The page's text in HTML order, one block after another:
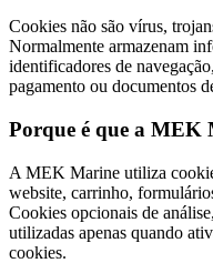
Cookies não são vírus,
Normalmente armazenam
identificadores de
pagamento ou documentos
Porque é que a MEK
A MEK Marine utiliza
website, carrinho,
Cookies opcionais de
utilizadas apenas quando
cookies.